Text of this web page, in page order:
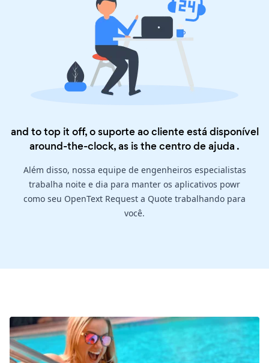
and to top it off, o suporte ao cliente está disponível
around-the-clock, as is thecentro de ajuda .
Além disso, nossa equipe de engenheiros especialistas
trabalha noite e dia para manter os aplicativos powr
como seu OpenText Request a Quote trabalhando para
você.